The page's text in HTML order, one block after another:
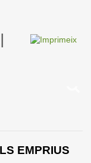
EMPRIUS